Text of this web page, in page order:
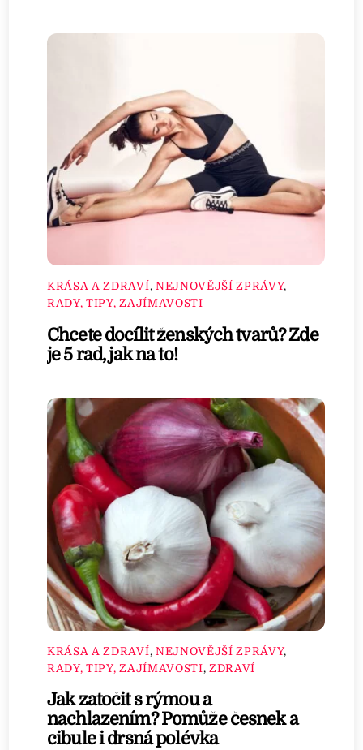
KRÁSA A ZDRAVÍ, NEJNOVĚJŠÍ ZPRÁVY,
RADY, TIPY, ZAJÍMAVOSTI
Chcete docílit ženských tvarů? Zde
je 5 rad, jak na to!
KRÁSA A ZDRAVÍ, NEJNOVĚJŠÍ ZPRÁVY,
RADY, TIPY, ZAJÍMAVOSTI, ZDRAVÍ
Jak zatočit s rýmou a
nachlazením? Pomůže česnek a
cibule i drsná polévka